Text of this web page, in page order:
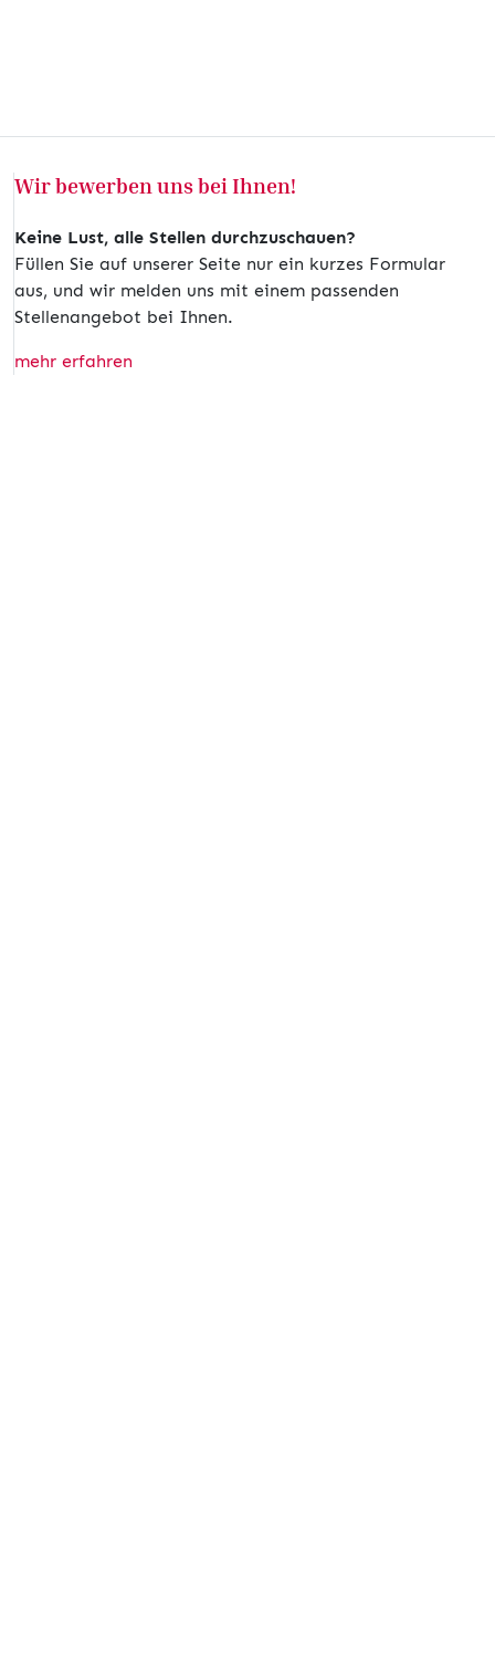
Wir bewerben uns bei Ihnen!
Keine Lust, alle Stellen durchzuschauen?
Füllen Sie auf unserer Seite nur ein kurzes Formular
aus, und wir melden uns mit einem passenden
Stellenangebot bei Ihnen.
mehr erfahren